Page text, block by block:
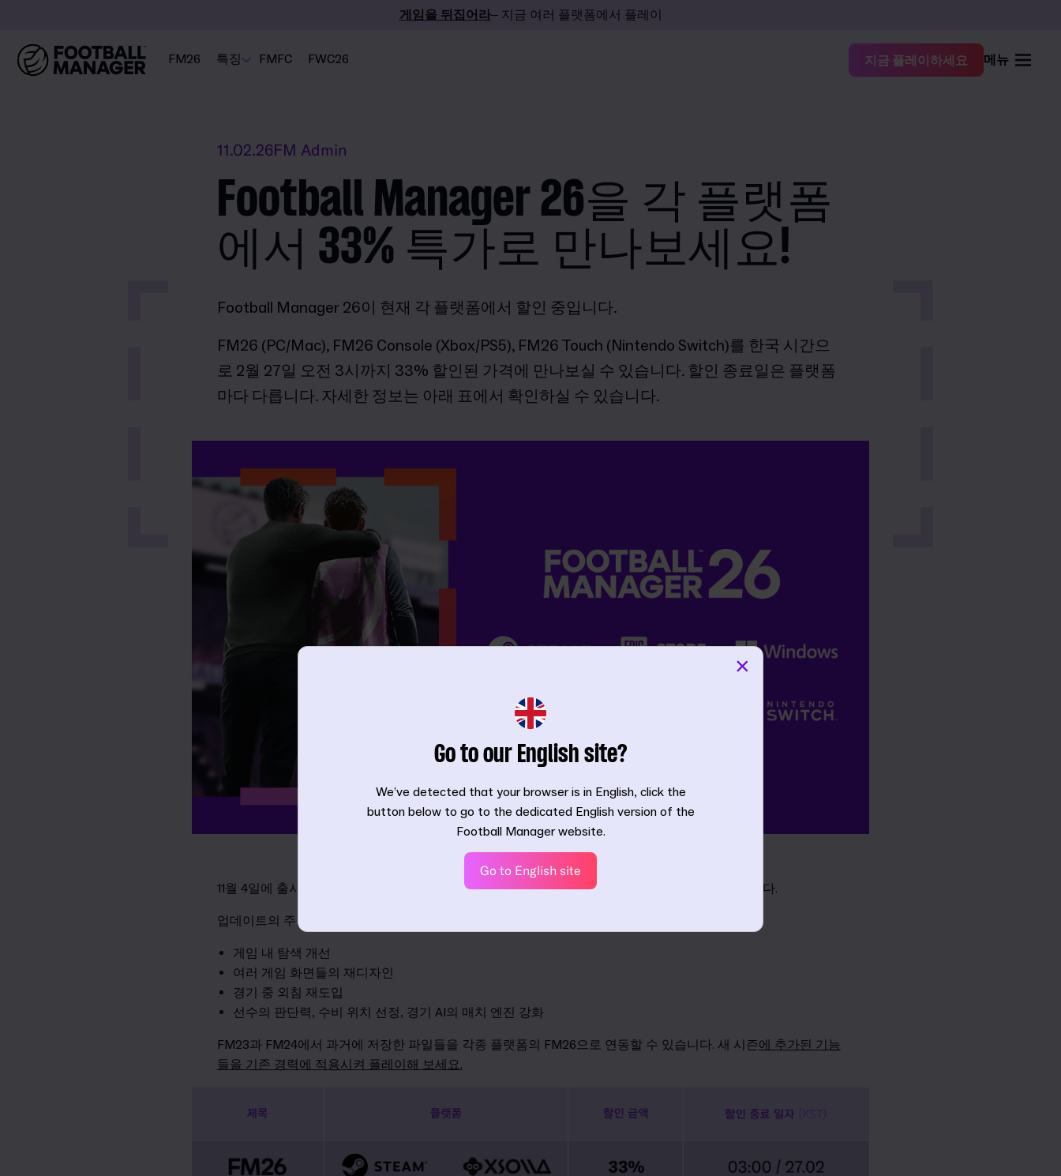
게임을 뒤집어라– 지금 여러 플랫폼에서 플레이
FM26 특징 FMFC FWC26 지금 플레이하세요 메뉴
11.02.26FM Admin
Football Manager 26을 각 플랫폼
에서 33% 특가로 만나보세요!
Football Manager 26이 현재 각 플랫폼에서 할인 중입니다.
FM26 (PC/Mac), FM26 Console (Xbox/PS5), FM26 Touch (Nintendo Switch)를 한국 시간으
로 2월 27일 오전 3시까지 33% 할인된 가격에 만나보실 수 있습니다. 할인 종료일은 플랫폼
마다 다릅니다.자세한 정보는 아래 표에서 확인하실 수 있습니다.
11월 4일에 출시된 이후로 모든 타이틀은 안정성과 성능 개선 업데이트가 주기적으로 진행되었습니다.
업데이트의 주요 내용은 다음과 같습니다
게임 내 탐색 개선
여러 게임 화면들의 재디자인
경기 중 외침 재도입
선수의 판단력 , 수비 위치 선정, 경기 AI의 매치 엔진 강화
FM23과 FM24에서 과거에 저장한 파일들을 각종 플랫폼의 FM26으로 연동할 수 있습니다. 새 시즌에 추가된 기능
들을 기존 경력에 적용시켜 플레이해 보세요.
Go to our English site?
We’ve detected that your browser is in English, click the
button below to go to the dedicated English version of the
Football Manager website.
Go to English site
×